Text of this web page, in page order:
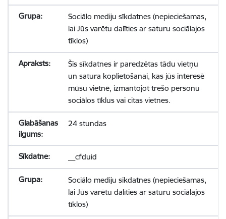
Sociālo mediju sīkdatnes (nepieciešamas,
lai Jūs varētu dalīties ar saturu sociālajos
tīklos)
Šīs sīkdatnes ir paredzētas tādu vietņu
un satura koplietošanai, kas jūs interesē
mūsu vietnē, izmantojot trešo personu
sociālos tīklus vai citas vietnes.
24 stundas
__cfduid
Sociālo mediju sīkdatnes (nepieciešamas,
lai Jūs varētu dalīties ar saturu sociālajos
tīklos)